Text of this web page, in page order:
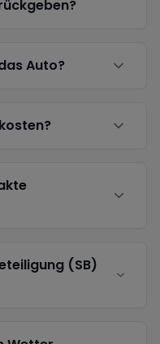
Auto?
(SB)